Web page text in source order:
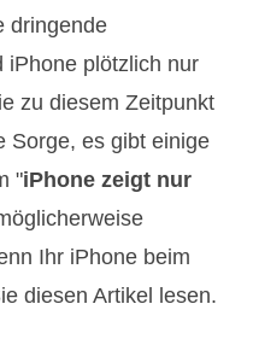
dringende
iPhone plötzlich nur
zu diesem Zeitpunkt
Sorge, es gibt einige
"iPhone zeigt nur
Ihr iPhone beim
diesen Artikel lesen.